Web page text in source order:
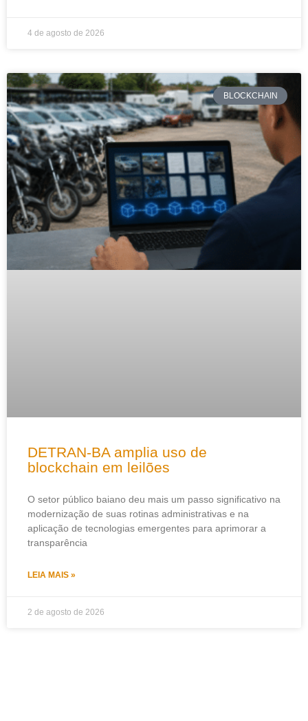
4 de agosto de 2026
BLOCKCHAIN
DETRAN-BA amplia uso de
blockchain em leilões
O setor público baiano deu mais um passo significativo na
modernização de suas rotinas administrativas e na
aplicação de tecnologias emergentes para aprimorar a
transparência
LEIA MAIS »
2 de agosto de 2026